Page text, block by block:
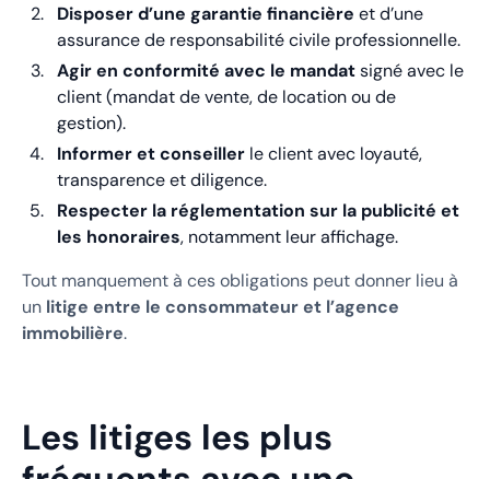
Disposer d’une garantie financière et d’une
assurance de responsabilité civile professionnelle.
Agir en conformité avec le mandatsigné avec le
client (mandat de vente, de location ou de
gestion).
Informer et conseiller le client avec loyauté,
transparence et diligence.
Respecter la réglementation sur la publicité et
les honoraires, notamment leur affichage.
Tout manquement à ces obligations peut donner lieu à
un litige entre le consommateur et l’agence
immobilière.
Les litiges les plus